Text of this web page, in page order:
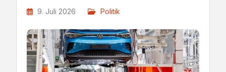
9. Juli 2026 Politik